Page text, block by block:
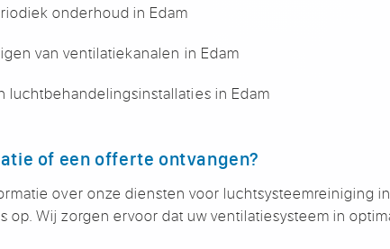
onderhoud in Edam
van ventilatiekanalen in Edam
luchtbehandelingsinstallaties in Edam
of een offerte ontvangen?
over onze diensten voor luchtsysteemreiniging
op. Wij zorgen ervoor dat uw ventilatiesysteem in